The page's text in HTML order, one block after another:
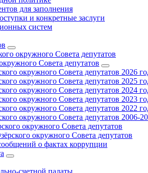
для заполнения
и конкретные заслуги
систем
окружного Совета депутатов
Совета депутатов
окружного Совета депутатов 2026
окружного Совета депутатов 2025
окружного Совета депутатов 2024
окружного Совета депутатов 2023
окружного Совета депутатов 2022
окружного Совета депутатов 2006-
окружного Совета депутатов
окружного Совета депутатов
о фактах коррупции
счетной палаты